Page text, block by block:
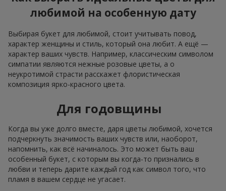
любимой на особенную дату
Выбирая букет для любимой, стоит учитывать повод,
характер женщины и стиль, который она любит. А ещё —
характер ваших чувств. Например, классическим символом
симпатии являются нежные розовые цветы, а о
неукротимой страсти расскажет флористическая
композиция ярко-красного цвета.
Для годовщины
Когда вы уже долго вместе, даря цветы любимой, хочется
подчеркнуть значимость ваших чувств или, наоборот,
напомнить, как всё начиналось. Это может быть ваш
особенный букет, с которым вы когда-то признались в
любви и теперь дарите каждый год как символ того, что
пламя в вашем сердце не угасает.